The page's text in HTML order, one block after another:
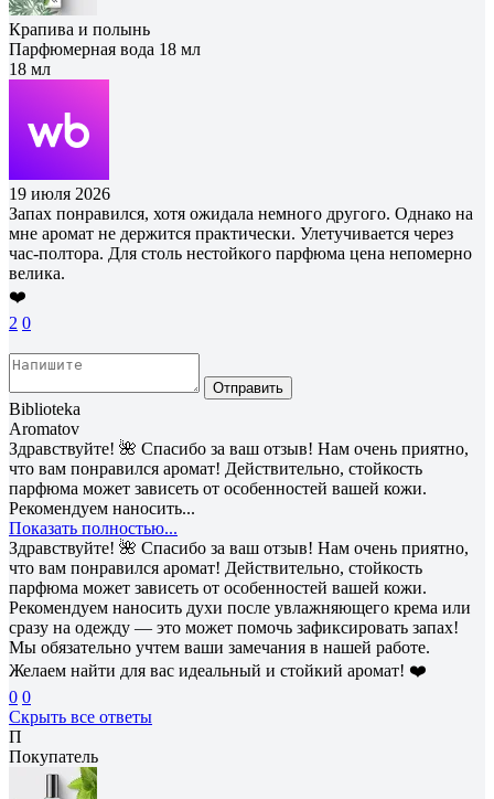
Крапива и полынь
Парфюмерная вода 18 мл
18 мл
19 июля 2026
Запах понравился, хотя ожидала немного другого. Однако на
мне аромат не держится практически. Улетучивается через
час-полтора. Для столь нестойкого парфюма цена непомерно
велика.
❤️
2 0
Отправить
Biblioteka
Aromatov
Здравствуйте! 🌺 Спасибо за ваш отзыв! Нам очень приятно,
что вам понравился аромат! Действительно, стойкость
парфюма может зависеть от особенностей вашей кожи.
Рекомендуем наносить...
Показать полностью...
Здравствуйте! 🌺 Спасибо за ваш отзыв! Нам очень приятно,
что вам понравился аромат! Действительно, стойкость
парфюма может зависеть от особенностей вашей кожи.
Рекомендуем наносить духи после увлажняющего крема или
сразу на одежду — это может помочь зафиксировать запах!
Мы обязательно учтем ваши замечания в нашей работе.
Желаем найти для вас идеальный и стойкий аромат! ❤️
0 0
Скрыть все ответы
П
Покупатель